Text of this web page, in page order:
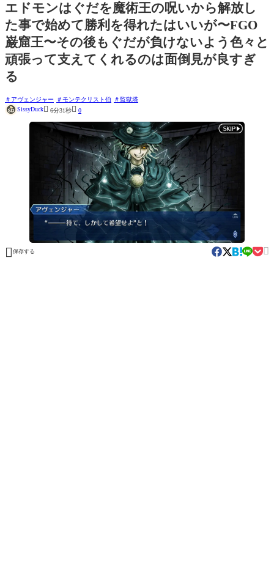
エドモンはぐだを魔術王の呪いから解放し
た事で始めて勝利を得れたはいいが〜FGO
巌窟王〜その後もぐだが負けないよう色々と
頑張って支えてくれるのは面倒見が良すぎ
る
アヴェンジャー モンテクリスト伯
監獄塔
SissyDuck 6分31秒 0
 保存する 